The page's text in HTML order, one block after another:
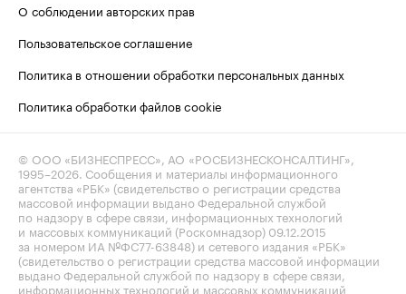
О соблюдении авторских прав
Пользовательское соглашение
Политика в отношении обработки персональных данных
Политика обработки файлов cookie
© ООО «БИЗНЕСПРЕСС», АО «РОСБИЗНЕСКОНСАЛТИНГ»,
1995–2026. Сообщения и материалы информационного
агентства «РБК» (свидетельство о регистрации средства
массовой информации выдано Федеральной службой
по надзору в сфере связи, информационных технологий
и массовых коммуникаций (Роскомнадзор) 09.12.2015
за номером ИА №ФС77-63848) и сетевого издания «РБК»
(свидетельство о регистрации средства массовой информации
выдано Федеральной службой по надзору в сфере связи,
информационных технологий и массовых коммуникаций